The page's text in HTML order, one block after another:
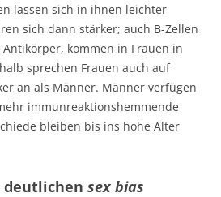
lassen sich in ihnen leichter
sich dann stärker; auch B-Zellen
kommen in Frauen in
sprechen Frauen auch auf
an als Männer. Männer verfügen
immunreaktionshemmende
bleiben bis ins hohe Alter
sex bias